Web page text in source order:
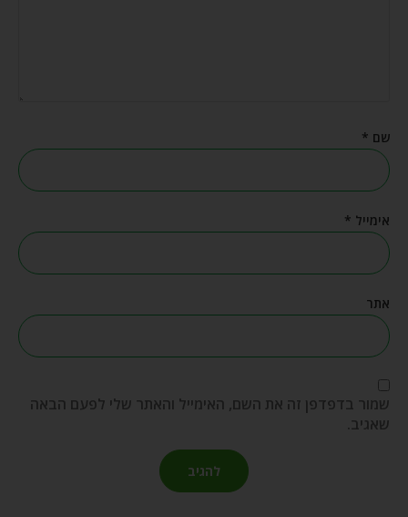
שם *
אימייל *
אתר
שמור בדפדפן זה את השם, האימייל והאתר שלי לפעם הבאה
שאגיב.